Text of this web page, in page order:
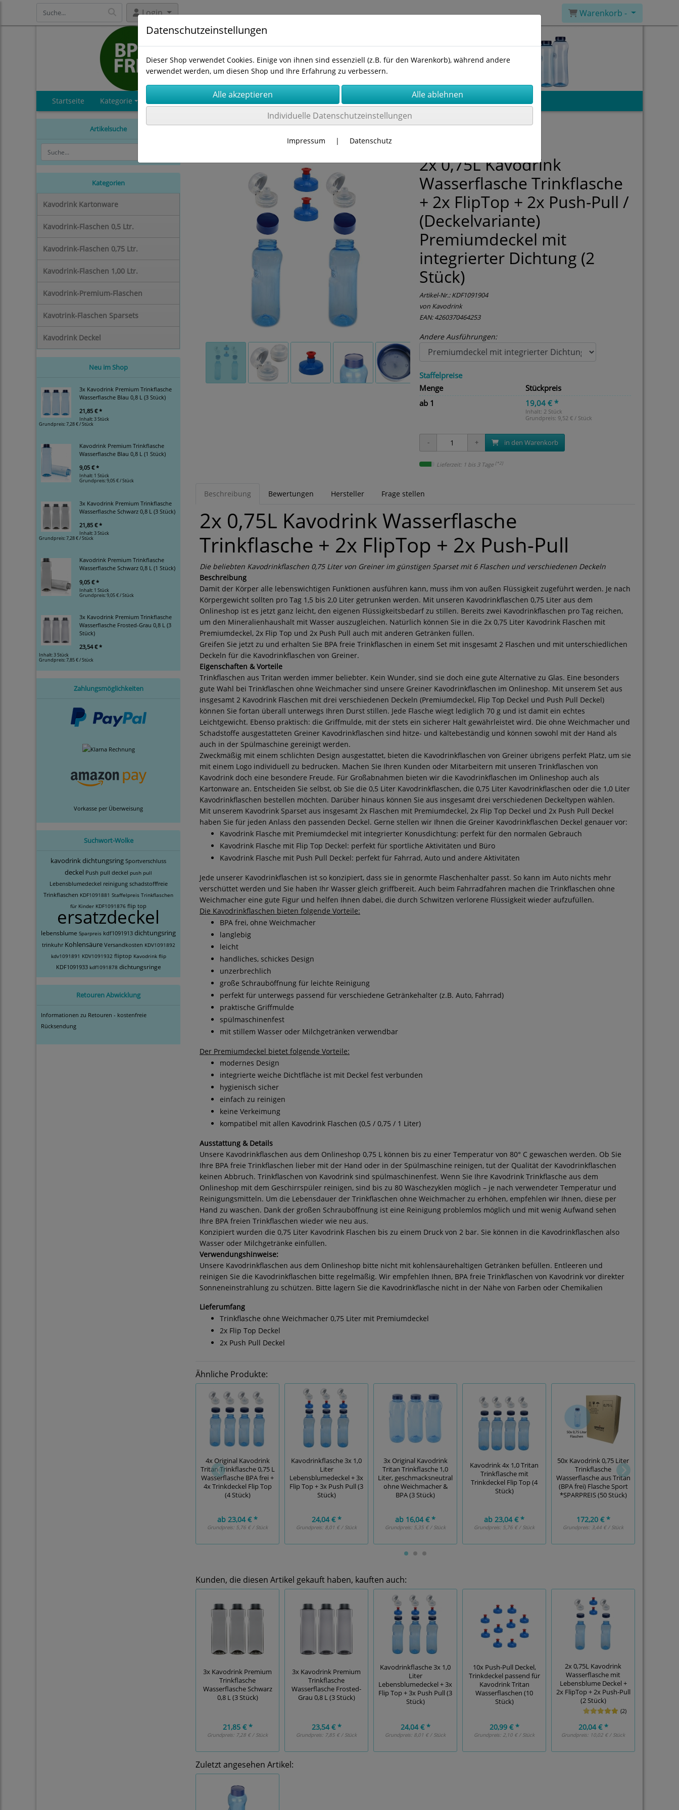
Login Warenkorb -
Startseite Kategorie Kontakt
Artikelsuche
Kategorien
Kavodrink Kartonware
Kavodrink-Flaschen 0,5 Ltr.
Kavodrink-Flaschen 0,75 Ltr.
Kavodrink-Flaschen 1,00 Ltr.
Kavodrink-Premium-Flaschen
Kavotrink-Flaschen Sparsets
Kavodrink Deckel
Neu im Shop
3x Kavodrink Premium Trinkflasche
Wasserflasche Blau 0,8 L (3 Stück)
21,85 € *
Inhalt: 3 Stück
Grundpreis:7,28 € / Stück
Kavodrink Premium Trinkflasche
Wasserflasche Blau 0,8 L (1 Stück)
9,05 € *
Inhalt: 1 Stück
Grundpreis:9,05 € / Stück
3x Kavodrink Premium Trinkflasche
Wasserflasche Schwarz 0,8 L (3 Stück)
21,85 € *
Inhalt: 3 Stück
Grundpreis:7,28 € / Stück
Kavodrink Premium Trinkflasche
Wasserflasche Schwarz 0,8 L (1 Stück)
9,05 € *
Inhalt: 1 Stück
Grundpreis:9,05 € / Stück
3x Kavodrink Premium Trinkflasche
Wasserflasche Frosted-Grau 0,8 L (3
Stück)
23,54 € *
Inhalt: 3 Stück
Grundpreis:7,85 € / Stück
Zahlungsmöglichkeiten
Vorkasse per Überweisung
Suchwort-Wolke
kavodrink dichtungsring Sportverschluss
deckel Push pull deckel push pull
Lebensblumedeckel reinigung schadstofffreie
Trinkflaschen KDF1091881 Staffelpreis Trinkflaschen
für Kinder KDF1091876 flip top
ersatzdeckel
lebensblume Sparpreis kdf1091913 dichtungsring
trinkuhr Kohlensäure Versandkosten KDV1091892
kdv1091891 KDV1091932 fliptop Kavodrink flip
KDF1091933 kdf1091878 dichtungsringe
Retouren Abwicklung
Informationen zu Retouren - kostenfreie
Rücksendung
Kavotrink-Flaschen Sparsets
2x 0,75L Kavodrink
Wasserflasche Trinkflasche
+ 2x FlipTop + 2x Push-Pull /
(Deckelvariante)
Premiumdeckel mit
integrierter Dichtung (2
Stück)
Artikel-Nr.:KDF1091904
von Kavodrink
EAN: 4260370464253
Andere Ausführungen:
Staffelpreise
Menge
Stückpreis
ab 1
19,04 € *
Inhalt: 2 Stück
Grundpreis: 9,52 € / Stück
in den Warenkorb
Lieferzeit: 1 bis 3 Tage [*2]
Beschreibung Bewertungen Hersteller Frage stellen
2x 0,75L Kavodrink Wasserflasche
Trinkflasche + 2x FlipTop + 2x Push-Pull
Die beliebten Kavodrinkflaschen 0,75 Liter von Greiner im günstigen Sparset mit 6 Flaschen und verschiedenen Deckeln
Beschreibung
Damit der Körper alle lebenswichtigen Funktionen ausführen kann, muss ihm von außen Flüssigkeit zugeführt werden. Je nach
Körpergewicht sollten pro Tag 1,5 bis 2,0 Liter getrunken werden. Mit unseren Kavodrinkflaschen 0,75 Liter aus dem
Onlineshop ist es jetzt ganz leicht, den eigenen Flüssigkeitsbedarf zu stillen. Bereits zwei Kavodrinkflaschen pro Tag reichen,
um den Mineralienhaushalt mit Wasser auszugleichen. Natürlich können Sie in die 2x 0,75 Liter Kavodrink Flaschen mit
Premiumdeckel, 2x Flip Top und 2x Push Pull auch mit anderen Getränken füllen.
Greifen Sie jetzt zu und erhalten Sie BPA freie Trinkflaschen in einem Set mit insgesamt 2 Flaschen und mit unterschiedlichen
Deckeln für die Kavodrinkflaschen von Greiner.
Eigenschaften & Vorteile
Trinkflaschen aus Tritan werden immer beliebter. Kein Wunder, sind sie doch eine gute Alternative zu Glas. Eine besonders
gute Wahl bei Trinkflaschen ohne Weichmacher sind unsere Greiner Kavodrinkflaschen im Onlineshop. Mit unserem Set aus
insgesamt 2 Kavodrink Flaschen mit drei verschiedenen Deckeln (Premiumdeckel, Flip Top Deckel und Push Pull Deckel)
können Sie fortan überall unterwegs Ihren Durst stillen. Jede Flasche wiegt lediglich 70 g und ist damit ein echtes
Leichtgewicht. Ebenso praktisch: die Griffmulde, mit der stets ein sicherer Halt gewährleistet wird. Die ohne Weichmacher und
Schadstoffe ausgestatteten Greiner Kavodrinkflaschen sind hitze- und kältebeständig und können sowohl mit der Hand als
auch in der Spülmaschine gereinigt werden.
Zweckmäßig mit einem schlichten Design ausgestattet, bieten die Kavodrinkflaschen von Greiner übrigens perfekt Platz, um sie
mit einem Logo individuell zu bedrucken. Machen Sie Ihren Kunden oder Mitarbeitern mit unseren Trinkflaschen von
Kavodrink doch eine besondere Freude. Für Großabnahmen bieten wir die Kavodrinkflaschen im Onlineshop auch als
Kartonware an. Entscheiden Sie selbst, ob Sie die 0,5 Liter Kavodrinkflaschen, die 0,75 Liter Kavodrinkflaschen oder die 1,0 Liter
Kavodrinkflaschen bestellen möchten. Darüber hinaus können Sie aus insgesamt drei verschiedenen Deckeltypen wählen.
Mit unserem Kavodrink Sparset aus insgesamt 2x Flaschen mit Premiumdeckel, 2x Flip Top Deckel und 2x Push Pull Deckel
haben Sie für jeden Anlass den passenden Deckel. Gerne stellen wir Ihnen die Greiner Kavodrinkflaschen Deckel genauer vor:
Kavodrink Flasche mit Premiumdeckel mit integrierter Konusdichtung: perfekt für den normalen Gebrauch
Kavodrink Flasche mit Flip Top Deckel: perfekt für sportliche Aktivitäten und Büro
Kavodrink Flasche mit Push Pull Deckel: perfekt für Fahrrad, Auto und andere Aktivitäten
Jede unserer Kavodrinkflaschen ist so konzipiert, dass sie in genormte Flaschenhalter passt. So kann im Auto nichts mehr
verschüttet werden und Sie haben Ihr Wasser gleich griffbereit. Auch beim Fahrradfahren machen die Trinkflaschen ohne
Weichmacher eine gute Figur und helfen Ihnen dabei, die durch Schwitzen verlorene Flüssigkeit wieder aufzufüllen.
Die Kavodrinkflaschen bieten folgende Vorteile:
BPA frei, ohne Weichmacher
langlebig
leicht
handliches, schickes Design
unzerbrechlich
große Schrauböffnung für leichte Reinigung
perfekt für unterwegs passend für verschiedene Getränkehalter (z.B. Auto, Fahrrad)
praktische Griffmulde
spülmaschinenfest
mit stillem Wasser oder Milchgetränken verwendbar
Der Premiumdeckel bietet folgende Vorteile:
modernes Design
integrierte weiche Dichtfläche ist mit Deckel fest verbunden
hygienisch sicher
einfach zu reinigen
keine Verkeimung
kompatibel mit allen Kavodrink Flaschen (0,5 / 0,75 / 1 Liter)
Ausstattung & Details
Unsere Kavodrinkflaschen aus dem Onlineshop 0,75 L können bis zu einer Temperatur von 80° C gewaschen werden. Ob Sie
Ihre BPA freie Trinkflaschen lieber mit der Hand oder in der Spülmaschine reinigen, tut der Qualität der Kavodrinkflaschen
keinen Abbruch. Trinkflaschen von Kavodrink sind spülmaschinenfest. Wenn Sie Ihre Kavodrink Trinkflasche aus dem
Onlineshop mit dem Geschirrspüler reinigen, sind bis zu 80 Wäschezyklen möglich – je nach verwendeter Temperatur und
Reinigungsmitteln. Um die Lebensdauer der Trinkflaschen ohne Weichmacher zu erhöhen, empfehlen wir Ihnen, diese per
Hand zu waschen. Dank der großen Schrauböffnung ist eine Reinigung problemlos möglich und mit wenig Aufwand sehen
Ihre BPA freien Trinkflaschen wieder wie neu aus.
Konzipiert wurden die 0,75 Liter Kavodrink Flaschen bis zu einem Druck von 2 bar. Sie können in die Kavodrinkflaschen also
Wasser oder Milchgetränke einfüllen.
Verwendungshinweise:
Unsere Kavodrinkflaschen aus dem Onlineshop bitte nicht mit kohlensäurehaltigen Getränken befüllen. Entleeren und
reinigen Sie die Kavodrinkflaschen bitte regelmäßig. Wir empfehlen Ihnen, BPA freie Trinkflaschen von Kavodrink vor direkter
Sonneneinstrahlung zu schützen. Bitte lagern Sie die Kavodrinkflasche nicht in der Nähe von Farben oder Chemikalien
Lieferumfang
Trinkflasche ohne Weichmacher 0,75 Liter mit Premiumdeckel
2x Flip Top Deckel
2x Push Pull Deckel
Ähnliche Produkte:
4x Original Kavodrink
Tritan Trinkflasche 0,75 L
Wasserflasche BPA frei +
4x Trinkdeckel Flip Top
(4 Stück)
ab 23,04 € *
Grundpreis: 5,76 € / Stück
Kavodrinkflasche 3x 1,0
Liter
Lebensblumedeckel + 3x
Flip Top + 3x Push Pull (3
Stück)
24,04 € *
Grundpreis: 8,01 € / Stück
3x Original Kavodrink
Tritan Trinkflasche 1,0
Liter, geschmacksneutral
ohne Weichmacher &
BPA (3 Stück)
ab 16,04 € *
Grundpreis: 5,35 € / Stück
Kavodrink 4x 1,0 Tritan
Trinkflasche mit
Trinkdeckel Flip Top (4
Stück)
ab 23,04 € *
Grundpreis: 5,76 € / Stück
50x Kavodrink 0,75 Liter
Trinkflasche
Wasserflasche aus Tritan
(BPA frei) Flasche Sport
*SPARPREIS (50 Stück)
172,20 € *
Grundpreis: 3,44 € / Stück
Kunden, die diesen Artikel gekauft haben, kauften auch:
3x Kavodrink Premium
Trinkflasche
Wasserflasche Schwarz
0,8 L (3 Stück)
21,85 € *
Grundpreis: 7,28 € / Stück
3x Kavodrink Premium
Trinkflasche
Wasserflasche Frosted-
Grau 0,8 L (3 Stück)
23,54 € *
Grundpreis: 7,85 € / Stück
Kavodrinkflasche 3x 1,0
Liter
Lebensblumedeckel + 3x
Flip Top + 3x Push Pull (3
Stück)
24,04 € *
Grundpreis: 8,01 € / Stück
10x Push-Pull Deckel,
Trinkdeckel passend für
Kavodrink Tritan
Wasserflaschen (10
Stück)
20,99 € *
Grundpreis: 2,10 € / Stück
2x 0,75L Kavodrink
Wasserflasche mit
Lebensblume Deckel +
2x FlipTop + 2x Push-Pull
(2 Stück)
(2)
20,04 € *
Grundpreis: 10,02 € / Stück
Zuletzt angesehen Artikel:
Datenschutzeinstellungen
Dieser Shop verwendet Cookies. Einige von ihnen sind essenziell (z.B. für den Warenkorb), während andere
verwendet werden, um diesen Shop und Ihre Erfahrung zu verbessern.
Individuelle Datenschutzeinstellungen
Impressum | Datenschutz